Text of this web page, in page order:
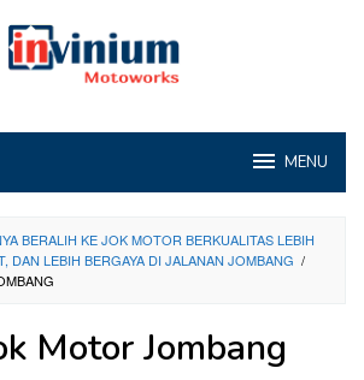
MENU
BERALIH KE JOK MOTOR BERKUALITAS LEBIH
DAN LEBIH BERGAYA DI JALANAN JOMBANG /
Motor Jombang